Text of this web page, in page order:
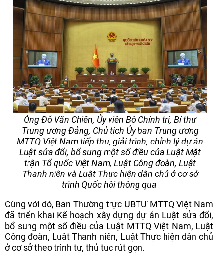
Ông Đỗ Văn Chiến, Ủy viên Bộ Chính trị, Bí thư
Trung ương Đảng, Chủ tịch Ủy ban Trung ương
MTTQ Việt Nam tiếp thu, giải trình, chỉnh lý dự án
Luật sửa đổi, bổ sung một số điều của Luật Mặt
trận Tổ quốc Việt Nam, Luật Công đoàn, Luật
Thanh niên và Luật Thực hiện dân chủ ở cơ sở
trình Quốc hội thông qua
Cùng với đó, Ban Thường trực UBTƯ MTTQ Việt Nam
đã triển khai Kế hoạch xây dựng dự án Luật sửa đổi,
bổ sung một số điều của Luật MTTQ Việt Nam, Luật
Công đoàn, Luật Thanh niên, Luật Thực hiện dân chủ
ở cơ sở theo trình tự, thủ tục rút gọn.